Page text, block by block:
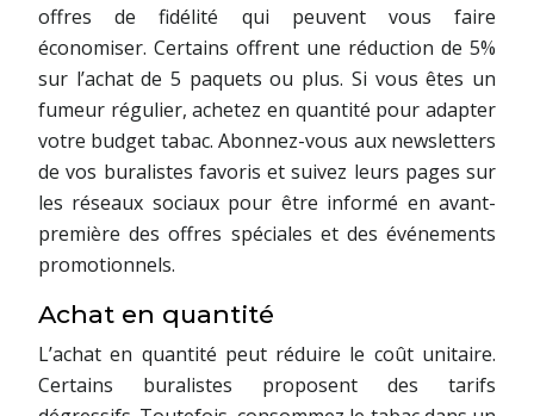
offres de fidélité qui peuvent vous faire
économiser. Certains offrent une réduction de 5%
sur l’achat de 5 paquets ou plus. Si vous êtes un
fumeur régulier, achetez en quantité pour adapter
votre budget tabac. Abonnez-vous aux newsletters
de vos buralistes favoris et suivez leurs pages sur
les réseaux sociaux pour être informé en avant-
première des offres spéciales et des événements
promotionnels.
Achat en quantité
L’achat en quantité peut réduire le coût unitaire.
Certains buralistes proposent des tarifs